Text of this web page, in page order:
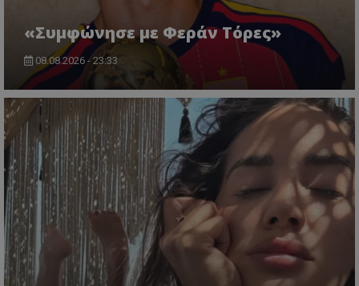
«Συμφώνησε με Φεράν Τόρες»
08.08.2026 - 23:33